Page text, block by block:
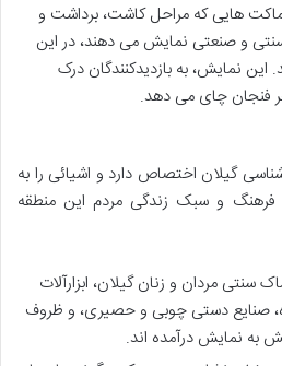
ماکت هایی که مراحل کاشت، برداشت و
و صنعتی نمایش می دهند، در این
نمایش، به بازدیدکنندگان درک
فنجان چای می دهد.
گیلان اختصاص دارد و اشیائی را به
فرهنگ و سبک زندگی مردم این منطقه
سنتی مردان و زنان گیلان، ابزارآلات
صنایع دستی چوبی و حصیری، و ظروف
به نمایش درآمده اند.